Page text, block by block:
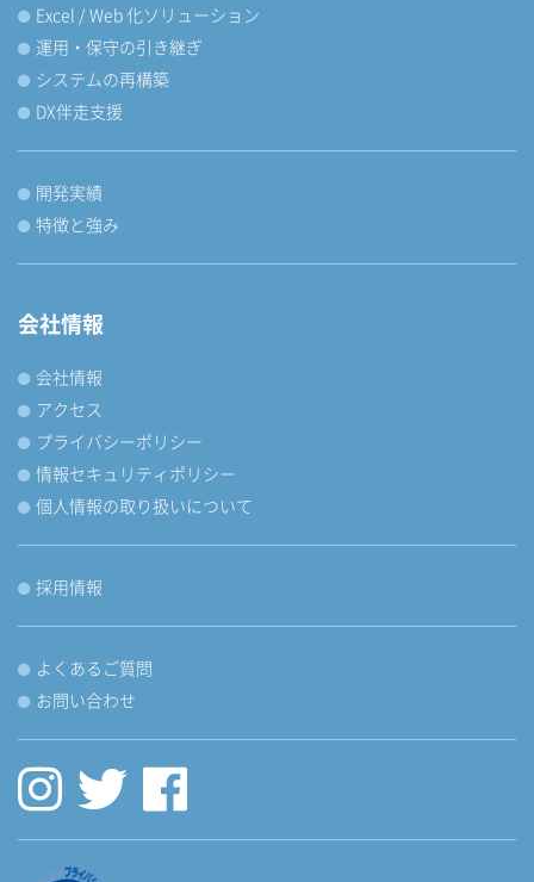
Excel / Web 化ソリューション
運用・保守の引き継ぎ
システムの再構築
DX伴走支援
開発実績
特徴と強み
会社情報
会社情報
アクセス
プライバシーポリシー
情報セキュリティポリシー
個人情報の取り扱いについて
採用情報
よくあるご質問
お問い合わせ